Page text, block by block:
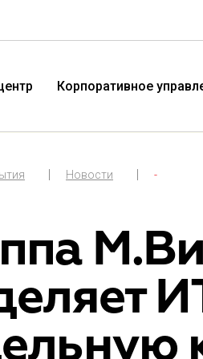
Технологичная розничная
компания «М.Видео»
Корпоративное
Новости -